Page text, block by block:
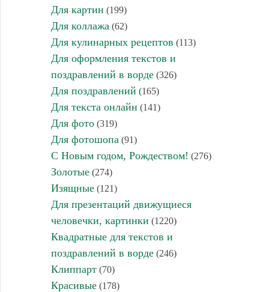
Для картин (199)
Для коллажа (62)
Для кулинарных рецептов (113)
Для оформления текстов и
поздравлений в ворде(326)
Для поздравлений (165)
Для текста онлайн (141)
Для фото(319)
Для фотошопа (91)
С Новым годом, Рождеством! (276)
Золотые(274)
Изящные(121)
Для презентаций движущиеся
человечки, картинки (1220)
Квадратные для текстов и
поздравлений в ворде(246)
Клиппарт(70)
Красивые(178)